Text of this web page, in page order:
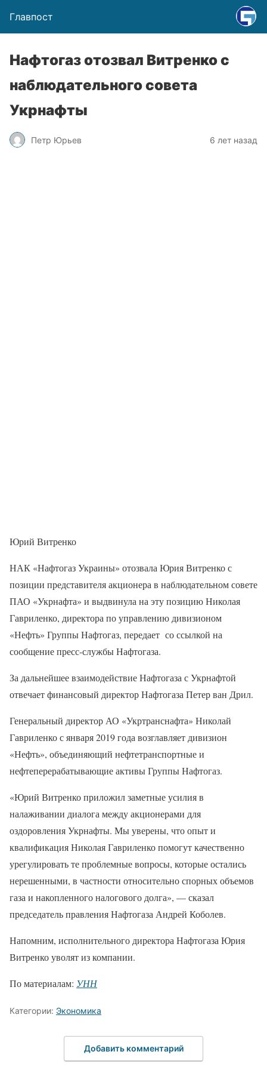
Главпост
Нафтогаз отозвал Витренко с
наблюдательного совета
Укрнафты
Петр Юрьев 6 лет назад
Юрий Витренко
НАК «Нафтогаз Украины» отозвала Юрия Витренко с
позиции представителя акционера в наблюдательном совете
ПАО «Укрнафта» и выдвинула на эту позицию Николая
Гавриленко, директора по управлению дивизионом
«Нефть» Группы Нафтогаз, передает со ссылкой на
сообщение пресс-службы Нафтогаза.
За дальнейшее взаимодействие Нафтогаза с Укрнафтой
отвечает финансовый директор Нафтогаза Петер ван Дрил.
Генеральный директор АО «Укртранснафта» Николай
Гавриленко с января 2019 года возглавляет дивизион
«Нефть», объединяющий нефтетранспортные и
нефтеперерабатывающие активы Группы Нафтогаз.
«Юрий Витренко приложил заметные усилия в
налаживании диалога между акционерами для
оздоровления Укрнафты. Мы уверены, что опыт и
квалификация Николая Гавриленко помогут качественно
урегулировать те проблемные вопросы, которые остались
нерешенными, в частности относительно спорных объемов
газа и накопленного налогового долга», — сказал
председатель правления Нафтогаза Андрей Коболев.
Напомним, исполнительного директора Нафтогаза Юрия
Витренко уволят из компании.
По материалам: УНН
Категории: Экономика
Добавить комментарий